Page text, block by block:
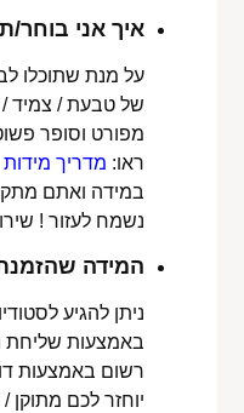
איך אני
על מנת שתוכלו
של טבעת / צמיד
מפורט וסופר
ראו: מדריך מידות
במידה ואתם
נשמח לעזור !
המידה
ניתן להגיע
באמצעות שליחת
רשום באמצעות
יוחזר לכם